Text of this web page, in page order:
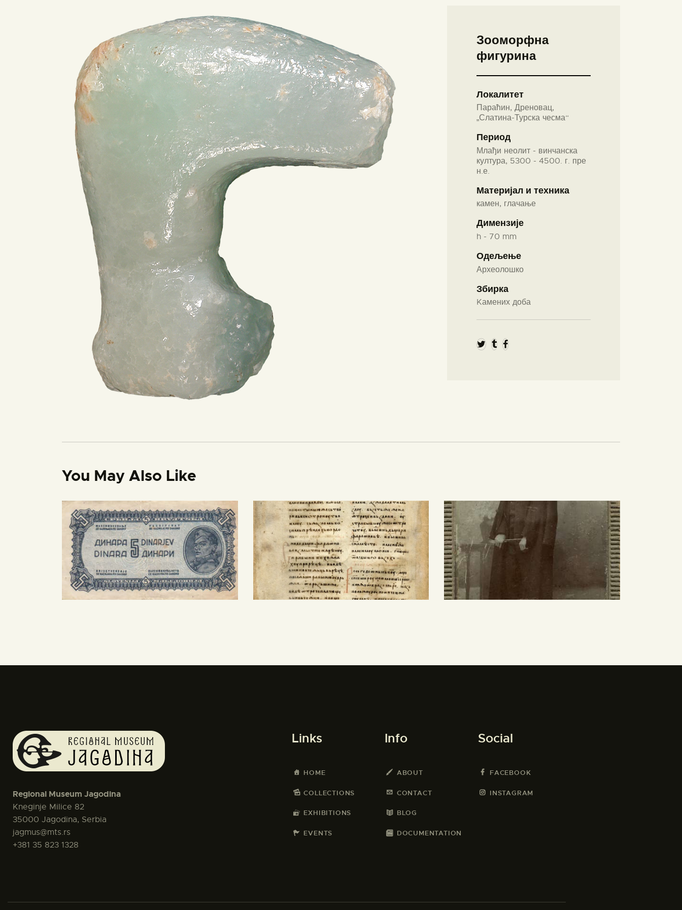
Зооморфна
фигурина
Локалитет
Параћин, Дреновац,
„Слатина-Турска чесма“
Период
Млађи неолит - винчанска
култура, 5300 - 4500. г. пре
н.е.
Материјал и техника
камен, глачање
Димензије
h - 70 mm
Одељење
Археолошко
Збирка
Kамених доба
You May Also Like
Regional Museum Jagodina
Kneginje Milice 82
35000 Jagodina, Serbia
jagmus@mts.rs
+381 35 823 1328
Links
HOME
COLLECTIONS
EXHIBITIONS
EVENTS
Info
ABOUT
CONTACT
BLOG
DOCUMENTATION
Social
FACEBOOK
INSTAGRAM